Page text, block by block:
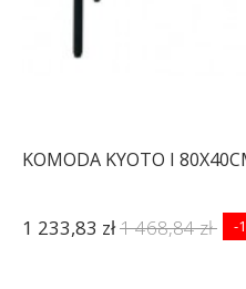
KOMODA KYOTO I
1 233,83 zł1 468,84 zł -